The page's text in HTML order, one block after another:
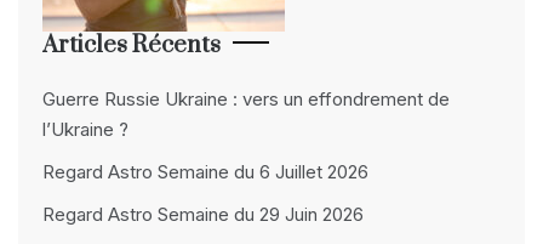
Articles Récents
Guerre Russie Ukraine : vers un effondrement de
l’Ukraine ?
Regard Astro Semaine du 6 Juillet 2026
Regard Astro Semaine du 29 Juin 2026